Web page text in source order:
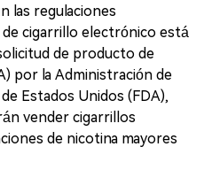
las regulaciones
cigarrillo electrónico está
de producto de
por la Administración de
Estados Unidos (FDA),
vender cigarrillos
de nicotina mayores